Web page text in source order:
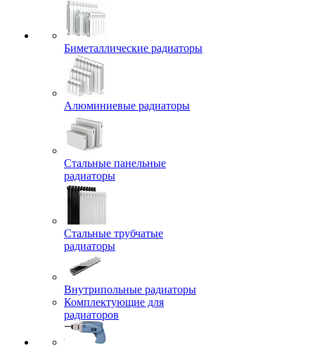
Биметаллические радиаторы
Алюминиевые радиаторы
Стальные панельные
радиаторы
Стальные трубчатые
радиаторы
Внутрипольные радиаторы
Комплектующие для
радиаторов